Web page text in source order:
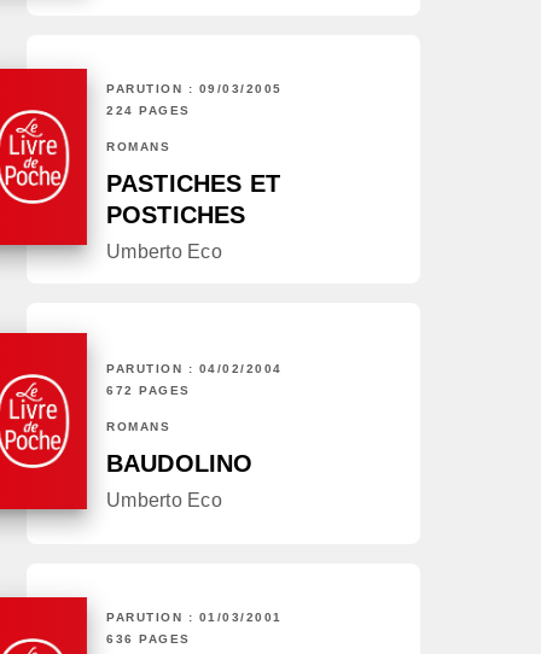
PARUTION : 09/03/2005
224 PAGES
ROMANS
PASTICHES ET
POSTICHES
Umberto Eco
PARUTION : 04/02/2004
672 PAGES
ROMANS
BAUDOLINO
Umberto Eco
PARUTION : 01/03/2001
636 PAGES